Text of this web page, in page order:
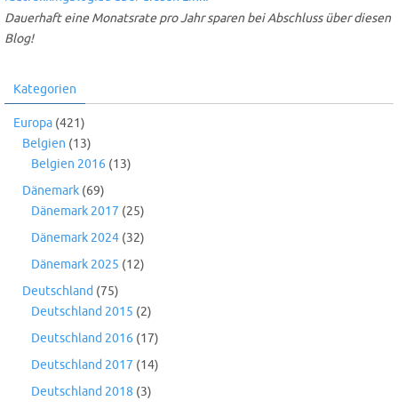
Dauerhaft eine Monatsrate pro Jahr sparen bei Abschluss über diesen
Blog!
Kategorien
Europa (421)
Belgien (13)
Belgien 2016 (13)
Dänemark (69)
Dänemark 2017 (25)
Dänemark 2024 (32)
Dänemark 2025 (12)
Deutschland (75)
Deutschland 2015 (2)
Deutschland 2016 (17)
Deutschland 2017 (14)
Deutschland 2018 (3)